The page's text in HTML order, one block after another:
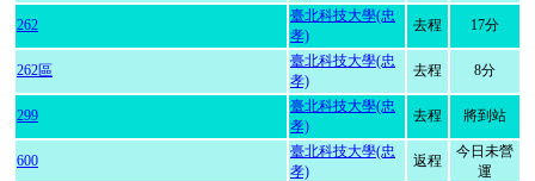
262
臺北科技大學(忠
孝)
去程 17分
262區
臺北科技大學(忠
孝)
去程 8分
299
臺北科技大學(忠
孝)
去程 將到站
600
臺北科技大學(忠
孝)
返程
今日未營
運